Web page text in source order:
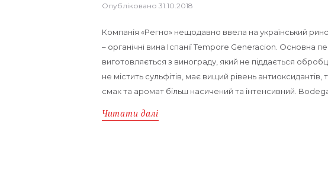
Опубліковано 31.10.2018
Компанія «Регно» нещодавно ввела на український
– органічні вина Іспанії Tempore Generacion. Основна
виготовляється з винограду, який не піддається
не містить сульфітів, має вищий рівень
смак та аромат більш насичений та інтенсивний.
Читати далі